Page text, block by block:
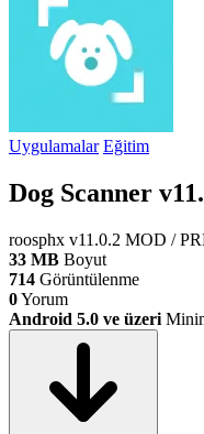
Uygulamalar Eğitim
Dog Scanner
roosphx v11.0.2 MOD /
33 MB Boyut
714 Görüntülenme
0Yorum
Android 5.0 ve üzeri